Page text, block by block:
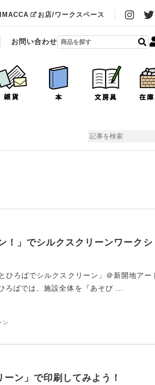
お店/ワークスペース
お問い合わせ
！」でシルクスクリーンワークシ
ろばでシルクスクリーン」＠新開地アー
ろばでは、施設全体を『あそび ...
ン
ン」で印刷してみよう！